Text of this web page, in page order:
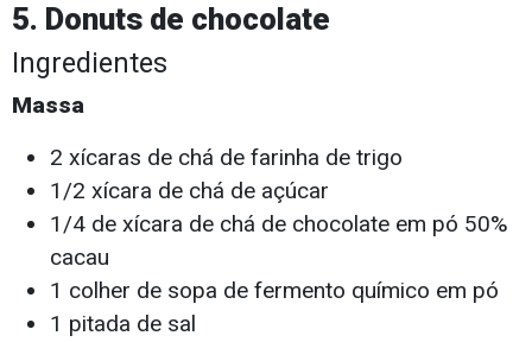
5. Donuts de chocolate
Ingredientes
Massa
2 xícaras de chá de farinha de trigo
1/2 xícara de chá de açúcar
1/4 de xícara de chá de chocolate em pó 50%
cacau
1 colher de sopa de fermento químico em pó
1 pitada de sal